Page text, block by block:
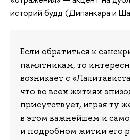
историй будд (Дипанкара и
Если обратиться к
памятникам, то
возникает с
что во всех житиях
присутствует, играя ту
в этом важнейшем и
и подробном житии его